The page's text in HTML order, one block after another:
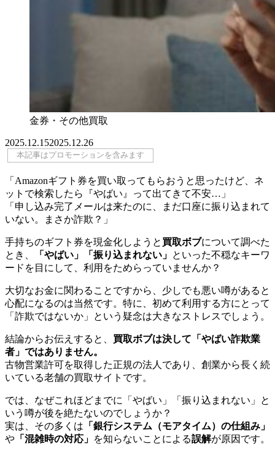
金券・その他買取
2025.12.152025.12.26
本記事はプロモーションを含みます
「Amazonギフト券を買い取ってもらおうと思ったけど、ネ
ットで検索したら『やばい』って出てきて不安…」
「申し込み完了メールは来たのに、まだ口座に振り込まれて
いない。まさか詐欺？」
手持ちのギフト券を現金化しようと 買取ボブについて調べた
とき、
「やばい」「振り込まれない」 といった不穏なキーワ
ードを目にして、利用をためらっていませんか？
大切なお金に関わることですから、少しでも悪い噂があると
心配になるのは当然です。特に、初めて利用する方にとって
「詐欺ではないか」という疑念は大きなストレスでしょう。
結論からお伝えすると、 買取ボブは決して「やばい詐欺業
者」ではありません。
古物営業許可を取得した正規の法人であり、創業から長く続
いている老舗の買取サイトです。
では、なぜこれほどまでに「やばい」「振り込まれない」と
いう噂が後を絶たないのでしょうか？
実は、その多くは 「銀行システム（モアタイム）の仕組み」
や 「混雑時の対応」 を知らないことによる誤解が原因です。